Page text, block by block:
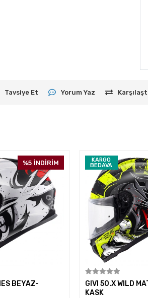
Tavsiye Et Yorum Yaz
%5 İNDİRİM
BEYAZ-
KARGO
BEDAVA
GIVI 50.X WILD
KASK